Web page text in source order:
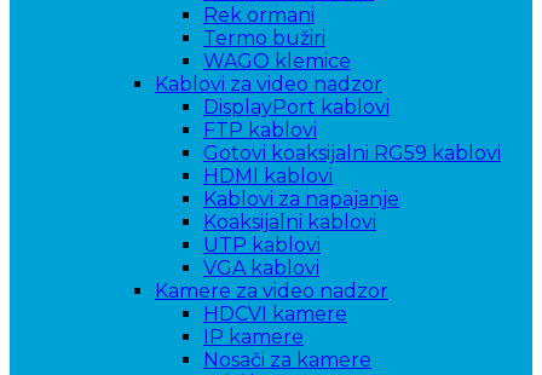
Rek ormani
Termo bužiri
WAGO klemice
Kablovi za video nadzor
DisplayPort kablovi
FTP kablovi
Gotovi koaksijalni RG59 kablovi
HDMI kablovi
Kablovi za napajanje
Koaksijalni kablovi
UTP kablovi
VGA kablovi
Kamere za video nadzor
HDCVI kamere
IP kamere
Nosači za kamere